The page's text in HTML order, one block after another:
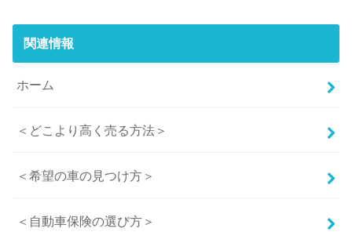
関連情報
ホーム
＜どこより高く売る方法＞
＜希望の車の見つけ方＞
＜自動車保険の選び方＞